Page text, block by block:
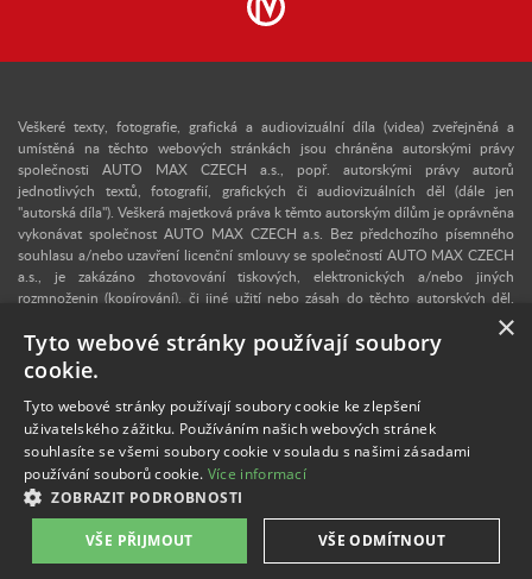
Veškeré texty, fotografie, grafická a audiovizuální díla (videa) zveřejněná a
umístěná na těchto webových stránkách jsou chráněna autorskými právy
společnosti AUTO MAX CZECH a.s., popř. autorskými právy autorů
jednotlivých textů, fotografií, grafických či audiovizuálních děl (dále jen
"autorská díla"). Veškerá majetková práva k těmto autorským dílům je oprávněna
vykonávat společnost AUTO MAX CZECH a.s. Bez předchozího písemného
souhlasu a/nebo uzavření licenční smlouvy se společností AUTO MAX CZECH
a.s., je zakázáno zhotovování tiskových, elektronických a/nebo jiných
rozmnoženin (kopírování), či jiné užití nebo zásah do těchto autorských děl.
Upozorňujeme, že v případě neoprávněného užití autorského díla se lze
domáhat dle § 40 zákona č. 121/2000 Sb., autorského zákona, vydání
dvojnásobku běžné licenční odměny, a v konkrétním případě se může jednat i o
trestný čin dle § 270 zákona č. 40/2009 Sb., trestního zákoníku. V případě
zájmu o užití některého z autorských děl zveřejněných na těchto webových
stránkách nás proto kontaktujte na e-mailové adrese:info@retro-auto.cz
Autorem textů a některých fotografií je Martin Kusý.
Veškeré fotografie uveřejněné na těchto webových stránkách mají pouze
informativní a ilustrační charakter.
×
Tyto webové stránky používají soubory
cookie.
Tyto webové stránky používají soubory cookie ke zlepšení
uživatelského zážitku. Používáním našich webových stránek
souhlasíte se všemi soubory cookie v souladu s našimi zásadami
používání souborů cookie. Více informací
ZOBRAZIT PODROBNOSTI
VŠE PŘIJMOUT VŠE ODMÍTNOUT